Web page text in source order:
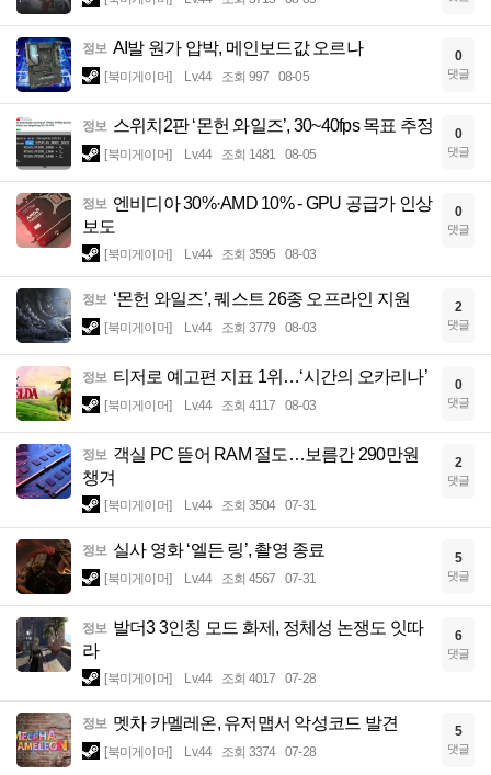
정보 AI발 원가 압박, 메인보드값 오르나
[북미게이머] Lv.44 조회 997 08-05
0
댓글
정보 스위치2판 ‘몬헌 와일즈’, 30~40fps 목표 추정
[북미게이머] Lv.44 조회 1481 08-05
0
댓글
정보 엔비디아 30%·AMD 10% - GPU 공급가 인상
보도
[북미게이머] Lv.44 조회 3595 08-03
0
댓글
정보 ‘몬헌 와일즈’, 퀘스트 26종 오프라인 지원
[북미게이머] Lv.44 조회 3779 08-03
2
댓글
정보 티저로 예고편 지표 1위…‘시간의 오카리나’
[북미게이머] Lv.44 조회 4117 08-03
0
댓글
정보 객실 PC 뜯어 RAM 절도…보름간 290만원
챙겨
[북미게이머] Lv.44 조회 3504 07-31
2
댓글
정보 실사 영화 ‘엘든 링’, 촬영 종료
[북미게이머] Lv.44 조회 4567 07-31
5
댓글
정보 발더3 3인칭 모드 화제, 정체성 논쟁도 잇따
라
[북미게이머] Lv.44 조회 4017 07-28
6
댓글
정보 멧차 카멜레온, 유저맵서 악성코드 발견
[북미게이머] Lv.44 조회 3374 07-28
5
댓글